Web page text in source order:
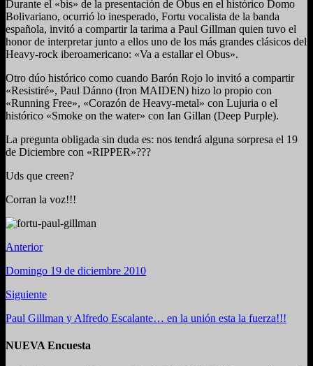
Durante el «bis» de la presentación de Obus en el histórico Domo
Bolivariano, ocurrió lo inesperado, Fortu vocalista de la banda
española, invitó a compartir la tarima a Paul Gillman quien tuvo el
honor de interpretar junto a ellos uno de los más grandes clásicos del
Heavy-rock iberoamericano: «Va a estallar el Obus».
Otro dúo histórico como cuando Barón Rojo lo invitó a compartir
«Resistiré», Paul Dánno (Iron MAIDEN) hizo lo propio con
«Running Free», «Corazón de Heavy-metal» con Lujuria o el
histórico «Smoke on the water» con Ian Gillan (Deep Purple).
La pregunta obligada sin duda es: nos tendrá alguna sorpresa el 19
de Diciembre con «RIPPER»???
Uds que creen?
Corran la voz!!!
Anterior
Domingo 19 de diciembre 2010
Siguiente
Paul Gillman y Alfredo Escalante… en la unión esta la fuerza!!!
NUEVA Encuesta